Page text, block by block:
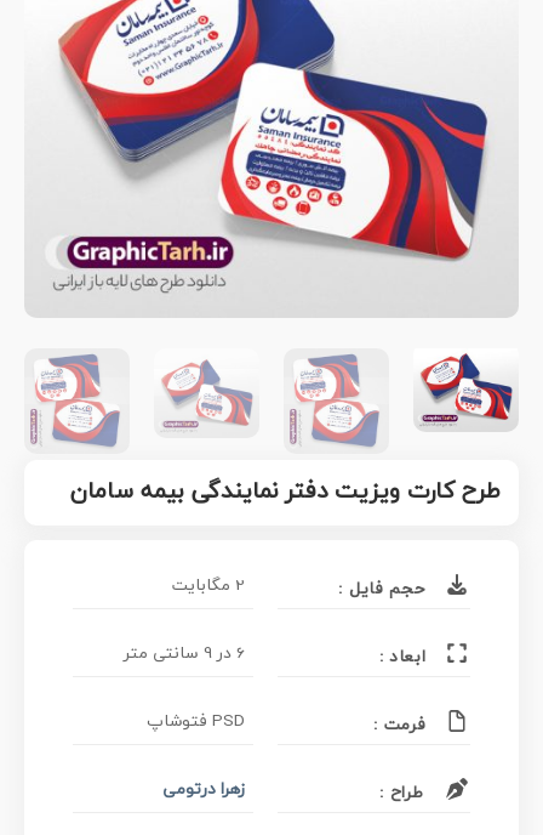
طرح کارت ویزیت دفتر نمایندگی بیمه سامان
حجم فایل : 2 مگابایت
ابعاد : 6 در 9 سانتی متر
فرمت : PSD فتوشاپ
طراح : زهرا درتومی